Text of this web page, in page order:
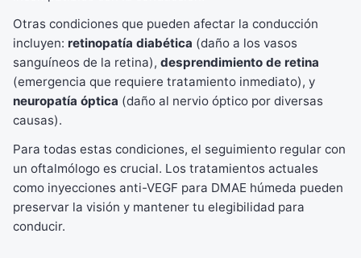
Otras condiciones que pueden afectar la conducción
incluyen: retinopatía diabética (daño a los vasos
sanguíneos de la retina), desprendimiento de retina
(emergencia que requiere tratamiento inmediato), y
neuropatía óptica (daño al nervio óptico por diversas
causas).
Para todas estas condiciones, el seguimiento regular con
un oftalmólogo es crucial. Los tratamientos actuales
como inyecciones anti-VEGF para DMAE húmeda pueden
preservar la visión y mantener tu elegibilidad para
conducir.